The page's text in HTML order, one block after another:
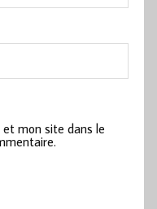
mon site dans le